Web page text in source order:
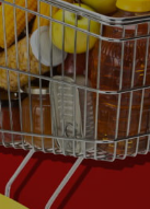
Recolha